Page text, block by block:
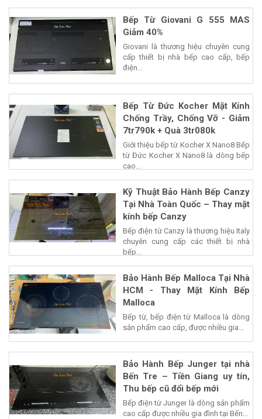
Bếp Từ Giovani G 555 MAS
Giảm 40%
Giovani là thương hiệu chuyên cung
cấp thiết bị nhà bếp cao cấp, bếp
điện...
Bếp Từ Đức Kocher Mặt Kính
Chống Trầy, Chống Vỡ - Giảm
7tr790k + Quà 3tr080k
Giới thiệu bếp từ Kocher X Nano8 Bếp
từ Đức Kocher X Nano8 là dòng bếp
cao...
Kỹ Thuật Bảo Hành Bếp Canzy
Tại Nhà Toàn Quốc – Thay mặt
kính bếp Canzy
Bếp điện từ Canzy là thương hiệu Italy
chuyên cung cấp các thiết bị nhà
bếp...
Bảo Hành Bếp Malloca Tại Nhà
HCM - Thay Mặt Kính Bếp
Malloca
Bếp từ, bếp điện từ Malloca là dòng
sản phẩm cao cấp, được nhiều gia...
Bảo Hành Bếp Junger tại nhà
Bến Tre – Tiền Giang uy tín,
Thu bếp cũ đổi bếp mới
Bếp điện từ Junger là dòng sản phẩm
cao cấp được nhiều gia đình tại Bến...